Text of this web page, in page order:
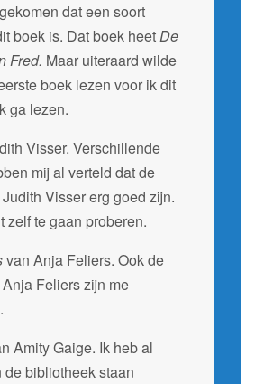
dat een soort
boek is. Dat boek heetDe
Fred. Maar uiteraard wilde
boek lezen voor ik dit
ga lezen.
Visser. Verschillende
mij al verteld dat de
Visser erg goed zijn.
zelf te gaan proberen.
van Anja Feliers. Ook de
Feliers zijn me
Amity Gaige. Ik heb al
de bibliotheek staan